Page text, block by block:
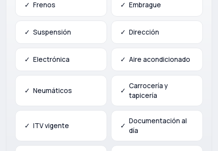
✓ Frenos ✓ Embrague
✓ Suspensión ✓ Dirección
✓ Electrónica ✓ Aire acondicionado
✓ Neumáticos ✓
Carrocería y
tapicería
✓ ITV vigente ✓
Documentación al
día